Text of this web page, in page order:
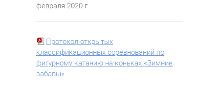
февраля 2020 г.
Протокол открытых
классификационных соревнований по
фигурному катанию на коньках «Зимние
забавы»